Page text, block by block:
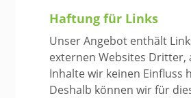
Haftung für Links
Unser Angebot enthält
externen Websites Dritter,
Inhalte wir keinen Einfluss
Deshalb können wir für